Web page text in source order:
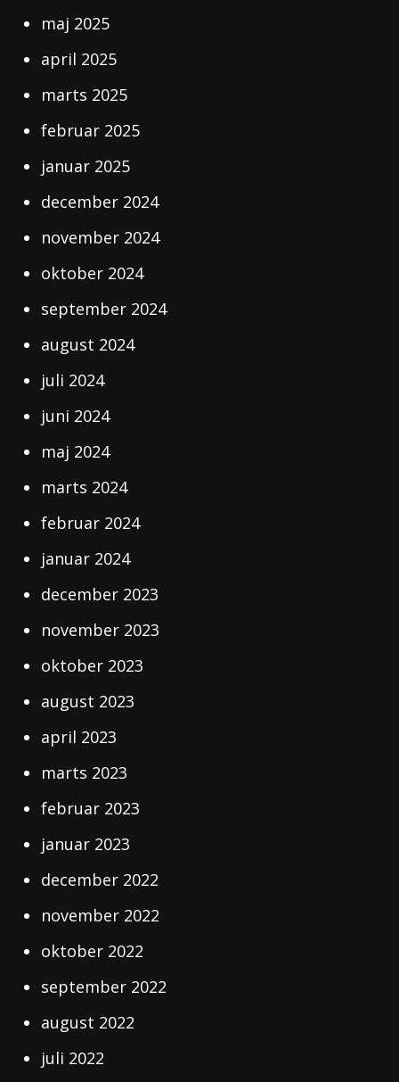
maj 2025
april 2025
marts 2025
februar 2025
januar 2025
december 2024
november 2024
oktober 2024
september 2024
august 2024
juli 2024
juni 2024
maj 2024
marts 2024
februar 2024
januar 2024
december 2023
november 2023
oktober 2023
august 2023
april 2023
marts 2023
februar 2023
januar 2023
december 2022
november 2022
oktober 2022
september 2022
august 2022
juli 2022